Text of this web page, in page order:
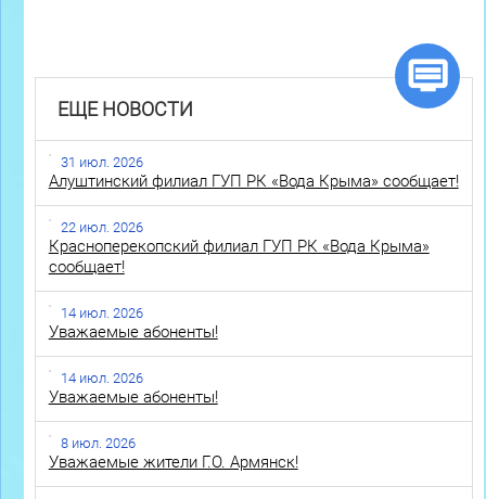
ЕЩЕ НОВОСТИ
31 июл. 2026
Алуштинский филиал ГУП РК «Вода Крыма» сообщает!
22 июл. 2026
Красноперекопский филиал ГУП РК «Вода Крыма»
сообщает!
14 июл. 2026
Уважаемые абоненты!
14 июл. 2026
Уважаемые абоненты!
8 июл. 2026
Уважаемые жители Г.О. Армянск!